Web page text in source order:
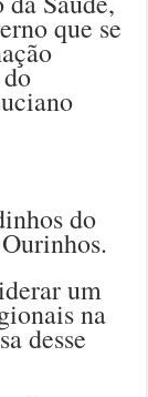
que se
do
um
na
desse